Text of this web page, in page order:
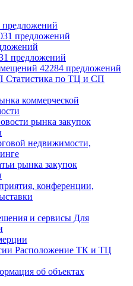
предложений
предложений
предложений
42284 предложений
Статистика по ТЦ и СП
коммерческой
рынка закупок
недвижимости,
рынка закупок
конференции,
и сервисы Для
Расположение ТК и ТЦ
об объектах